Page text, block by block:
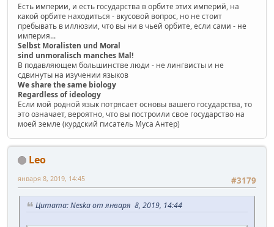
Есть империи, и есть государства в орбите этих империй, на
какой орбите находиться - вкусовой вопрос, но не стоит
пребывать в иллюзии, что вы ни в чьей орбите, если сами - не
империя...
Selbst Moralisten und Moral
sind unmoralisch manches Mal!
В подавляющем большинстве люди - не лингвисты и не
сдвинуты на изучении языков
We share the same biology
Regardless of ideology
Если мой родной язык потрясает основы вашего государства, то
это означает, вероятно, что вы построили свое государство на
моей земле (курдский писатель Муса Антер)
Leo
#3179
января 8, 2019, 14:45
Цитата: Neska от января 8, 2019, 14:44